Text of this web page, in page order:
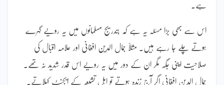
ہے۔
اس سے بھی بڑا مسئلہ یہ ہے کہ بتدریج مسلمانوں میں یہ رویے گہرے
ہوتے چلے جا رہے ہیں۔ مثلاً جمال الدین افغانی اور علامہ اقبال کی
صلاحیت اپنی جگہ مگر ان کے دور میں یہ رویے اس قدر شدید نہ تھے۔
جمال الدین افغانی اگر آج زندہ ہوتے تو اہل تشیعہ کے ایجنٹ کہلاتے۔